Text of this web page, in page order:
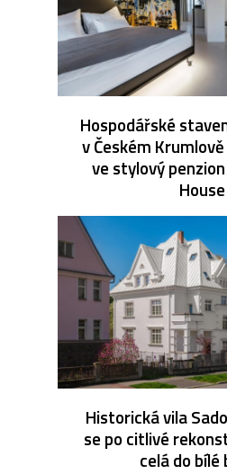
Hospodářské
v Českém
ve stylový
House
Historická vila
se po citlivé
celá do bílé